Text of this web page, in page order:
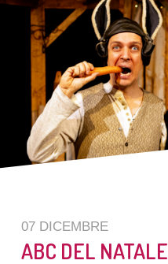
07 DICEMBRE
ABC DEL NATALE